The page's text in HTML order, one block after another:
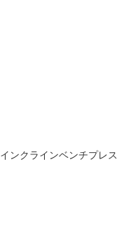
ンクラインベンチプレス